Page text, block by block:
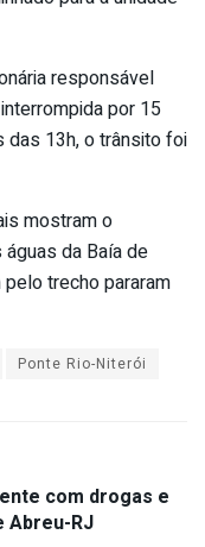
responsável
por 15
das 13h, o trânsito foi
mostram o
da Baía de
trecho pararam
Ponte Rio-Niterói
com drogas e
Abreu-RJ